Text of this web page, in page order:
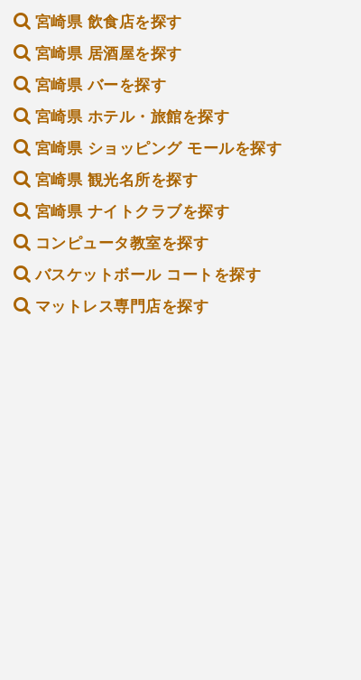
宮崎県 飲食店を探す
宮崎県 居酒屋を探す
宮崎県 バーを探す
宮崎県 ホテル・旅館を探す
宮崎県 ショッピング モールを探す
宮崎県 観光名所を探す
宮崎県 ナイトクラブを探す
コンピュータ教室を探す
バスケットボール コートを探す
マットレス専門店を探す